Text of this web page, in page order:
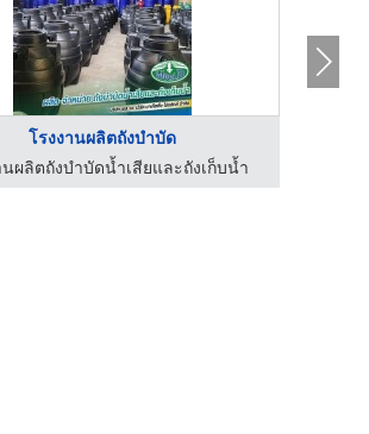
โรงงานผลิตถังบำบัด
นผลิตถังบำบัดน้ำเสียและถังเก็บน้ำ